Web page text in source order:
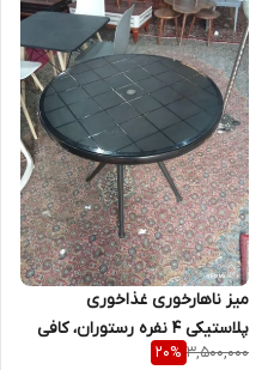
میز ناهارخوری غذاخوری
پلاستیکی ۴ نفره رستوران، کافی
شاپ، فست فود، روف گاردن،
3,500,000
20%